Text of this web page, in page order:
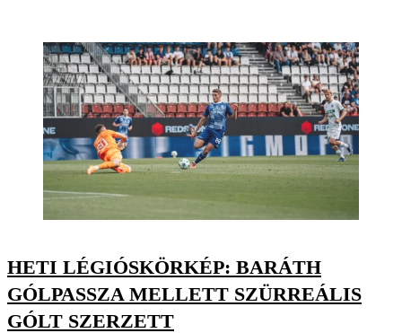
HETI LÉGIÓSKÖRKÉP: BARÁTH
GÓLPASSZA MELLETT SZÜRREÁLIS
GÓLT SZERZETT